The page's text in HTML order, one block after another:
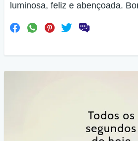
luminosa, feliz e abençoada.